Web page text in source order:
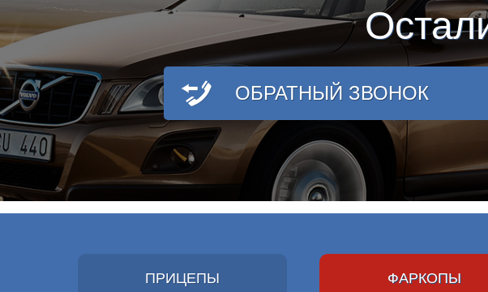
ОБРАТНЫЙ ЗВОНОК
ПРИЦЕПЫ ФАРКОПЫ